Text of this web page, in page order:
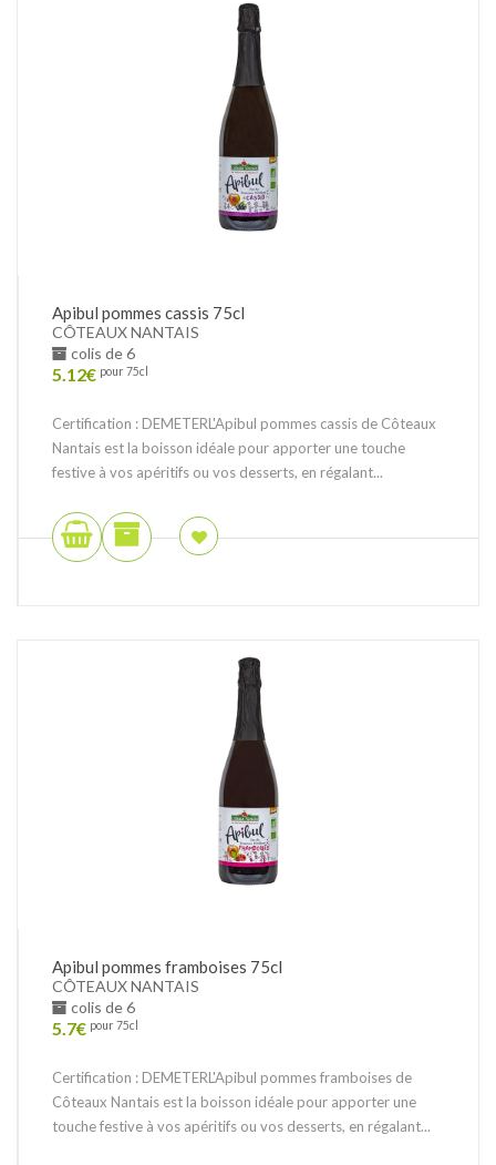
Apibul pommes cassis 75cl
CÔTEAUX NANTAIS
colis de 6
5.12€ pour 75cl
Certification : DEMETERL'Apibul pommes cassis de Côteaux
Nantais est la boisson idéale pour apporter une touche
festive à vos apéritifs ou vos desserts, en régalant...
Apibul pommes framboises 75cl
CÔTEAUX NANTAIS
colis de 6
5.7€ pour 75cl
Certification : DEMETERL'Apibul pommes framboises de
Côteaux Nantais est la boisson idéale pour apporter une
touche festive à vos apéritifs ou vos desserts, en régalant...